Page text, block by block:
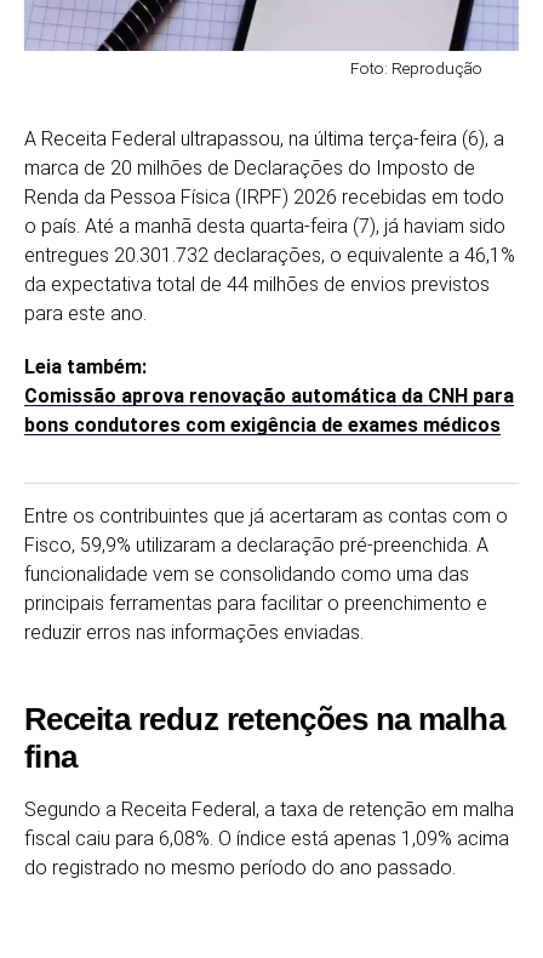
Foto: Reprodução
A Receita Federal ultrapassou, na última terça-feira (6), a
marca de 20 milhões de Declarações do Imposto de
Renda da Pessoa Física (IRPF) 2026 recebidas em todo
o país. Até a manhã desta quarta-feira (7), já haviam sido
entregues 20.301.732 declarações, o equivalente a 46,1%
da expectativa total de 44 milhões de envios previstos
para este ano.
Leia também:
Comissão aprova renovação automática da CNH para
bons condutores com exigência de exames médicos
Entre os contribuintes que já acertaram as contas com o
Fisco, 59,9% utilizaram a declaração pré-preenchida. A
funcionalidade vem se consolidando como uma das
principais ferramentas para facilitar o preenchimento e
reduzir erros nas informações enviadas.
Receita reduz retenções na malha
fina
Segundo a Receita Federal, a taxa de retenção em malha
fiscal caiu para 6,08%. O índice está apenas 1,09% acima
do registrado no mesmo período do ano passado.